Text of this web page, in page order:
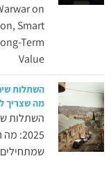
on
Smart
Term
Value
השתלות
מה שצריך
השתלות